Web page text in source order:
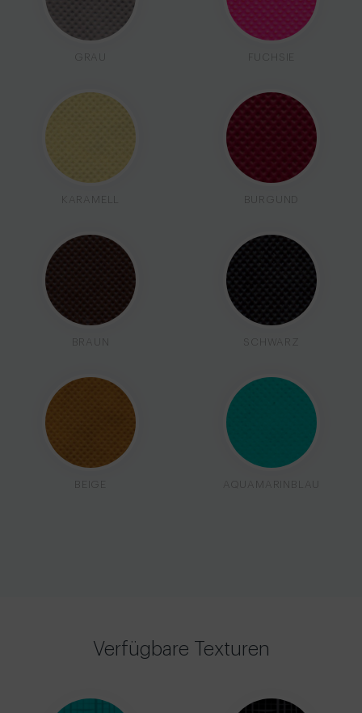
GRAU FUCHSIE
KARAMELL BURGUND
BRAUN SCHWARZ
BEIGE AQUAMARINBLAU
Verfügbare Texturen